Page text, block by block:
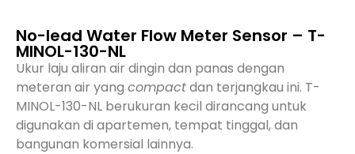
No-lead Water Flow Meter Sensor – T-
MINOL-130-NL
Ukur laju aliran air dingin dan panas dengan
meteran air yang compactdan terjangkau ini. T-
MINOL-130-NL berukuran kecil dirancang untuk
digunakan di apartemen, tempat tinggal, dan
bangunan komersial lainnya.